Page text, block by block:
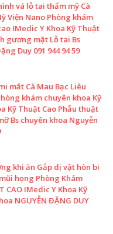
vá lỗ tai thẩm mỹ Cà
Viện Nano Phòng khám
IMedic Y Khoa Kỹ Thuật
gương mặt Lỗ tai Bs
Duy 091 944 94 59
mắt Cà Mau Bạc Liêu
khám chuyên khoa Kỹ
Kỹ Thuật Cao Phẫu thuật
Bs chuyên khoa Nguyễn
khi ăn Gắp dị vật hòn bi
họng Phòng Khám
CAO IMedic Y Khoa Kỹ
NGUYỄN ĐẶNG DUY